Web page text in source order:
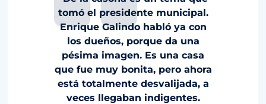
tomó el presidente municipal.
Enrique Galindo habló ya con
los dueños, porque da una
pésima imagen. Es una casa
que fue muy bonita, pero ahora
está totalmente desvalijada, a
veces llegaban indigentes.